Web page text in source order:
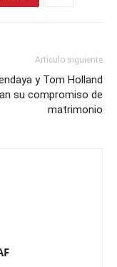
Artículo siguiente
y Tom Holland
su compromiso de
matrimonio